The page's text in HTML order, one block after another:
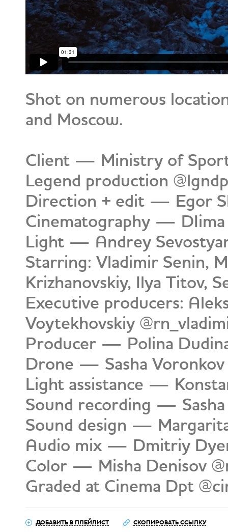
Shot on numerous
and Moscow.
Client — Ministry of
Legend production
Direction + edit — Egor
Cinematography — DIima
Light — Andrey
Starring: Vladimir Senin,
Krizhanovskiy, Ilya Titov,
Executive producers:
Voytekhovskiy
Producer — Polina
Drone — Sasha Voronkov
Light assistance —
Sound recording — Sasha
Sound design —
Audio mix — Dmitriy
Color — Misha Denisov
Graded at Cinema Dpt
ДОБАВИТЬ В ПЛЕЙЛИСТ СКОПИРОВАТЬ ССЫЛКУ